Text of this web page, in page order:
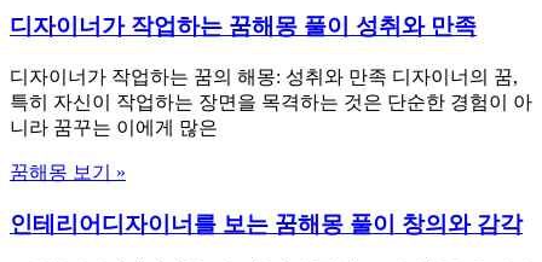
디자이너가 작업하는 꿈해몽 풀이 성취와 만족
디자이너가 작업하는 꿈의 해몽: 성취와 만족 디자이너의 꿈,
특히 자신이 작업하는 장면을 목격하는 것은 단순한 경험이 아
니라 꿈꾸는 이에게 많은
꿈해몽 보기 »
인테리어디자이너를 보는 꿈해몽 풀이 창의와 감각